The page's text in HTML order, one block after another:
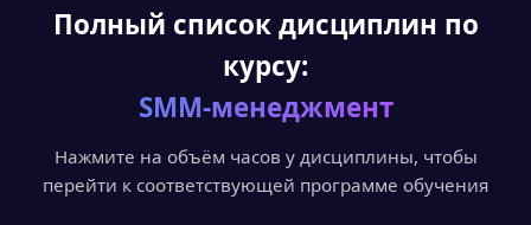
Получите документ
Диплом или удостоверение установленного
Полный список дисциплин по
курсу:
SMM-менеджмент
Нажмите на объём часов у дисциплины, чтобы
перейти к соответствующей программе обучения